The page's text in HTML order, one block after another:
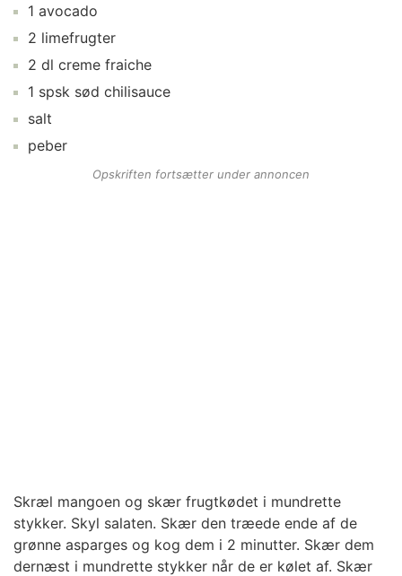
1 avocado
2 limefrugter
2 dl creme fraiche
1 spsk sød chilisauce
salt
peber
Opskriften fortsætter under annoncen
Skræl mangoen og skær frugtkødet i mundrette
stykker. Skyl salaten. Skær den træede ende af de
grønne asparges og kog dem i 2 minutter. Skær dem
dernæst i mundrette stykker når de er kølet af. Skær